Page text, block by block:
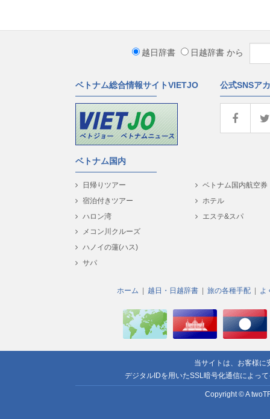
越日辞書 日越辞書 から
ベトナム総合情報サイトVIETJO 公式SNSア
ベトナム国内
日帰りツアー
宿泊付きツアー
ハロン湾
メコン川クルーズ
ハノイの蓮(ハス)
サパ
ベトナム国内航空券
ホテル
エステ&スパ
ホーム 越日・日越辞書 旅の各種手配 よ
当サイトは、お客様に
デジタルIDを用いたSSL暗号化通信によっ
Copyright © A